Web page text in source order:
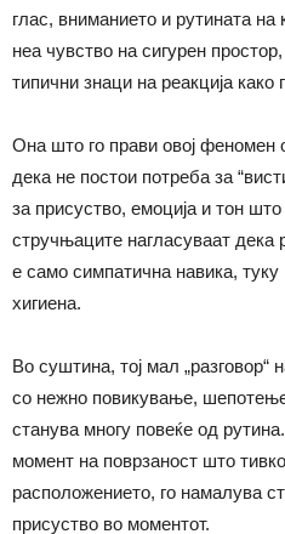
глас, вниманието и рутината на
неа чувство на сигурен
типични знаци на реакција како
Она што го прави овој феномен
дека не постои потреба за
за присуство, емоција и тон
стручњаците нагласуваат дека
е само симпатична навика,
хигиена.
Во суштина, тој мал „разговор“
со нежно повикување,
станува многу повеќе од
момент на поврзаност што
расположението, го намалува
присуство во моментот.